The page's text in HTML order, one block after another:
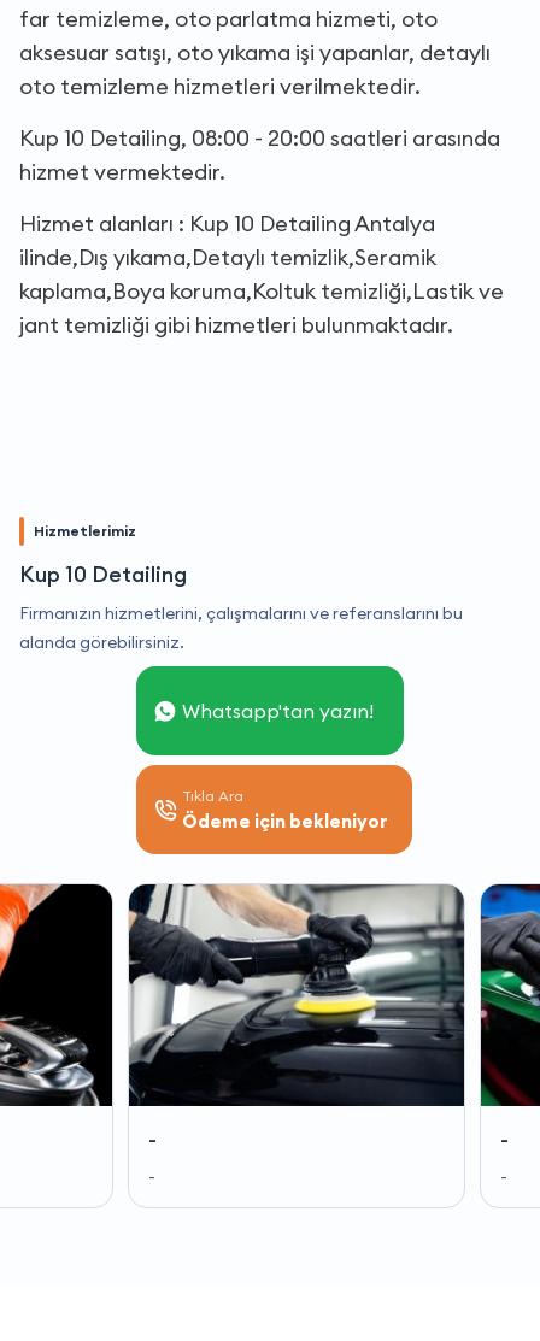
far temizleme, oto parlatma hizmeti, oto
aksesuar satışı, oto yıkama işi yapanlar, detaylı
oto temizleme hizmetleri verilmektedir.
Kup 10 Detailing, 08:00 - 20:00 saatleri arasında
hizmet vermektedir.
Hizmet alanları : Kup 10 Detailing Antalya
ilinde,Dış yıkama,Detaylı temizlik,Seramik
kaplama,Boya koruma,Koltuk temizliği,Lastik ve
jant temizliği gibi hizmetleri bulunmaktadır.
Hizmetlerimiz
Kup 10 Detailing
Firmanızın hizmetlerini, çalışmalarını ve referanslarını bu
alanda görebilirsiniz.
Whatsapp'tan yazın!
Tıkla Ara
Ödeme için bekleniyor